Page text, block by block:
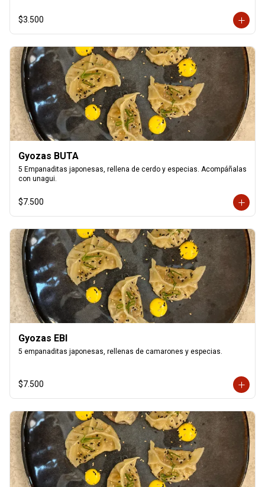
$3.500
Gyozas BUTA
5 Empanaditas japonesas, rellena de cerdo y especias. Acompáñalas
con unagui.
$7.500
Gyozas EBI
5 empanaditas japonesas, rellenas de camarones y especias.
$7.500